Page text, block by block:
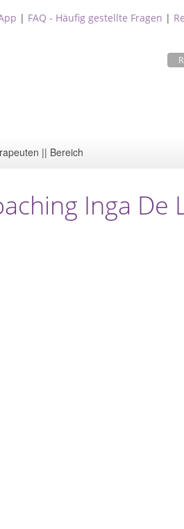
| FAQ - Häufig gestellte Fragen |
|| Bereich
Inga De